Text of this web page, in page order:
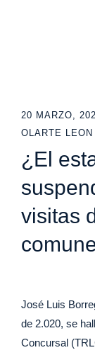
20 MARZO,
OLARTE LEON
¿El
visitas
José Luis
de 2.020, se
Concursal